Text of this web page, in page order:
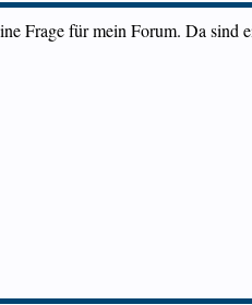
Frage für mein Forum. Da sind